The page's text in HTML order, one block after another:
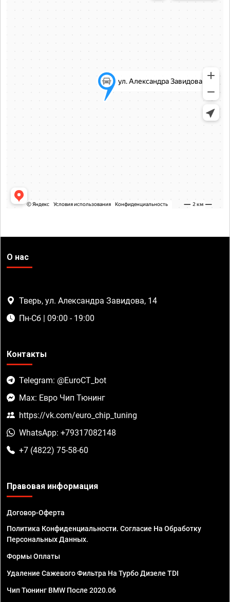
О нас
Тверь, ул. Александра Завидова, 14
Пн-Сб | 09:00 - 19:00
Контакты
Telegram: @EuroCT_bot
Max: Евро Чип Тюнинг
https://vk.com/euro_chip_tuning
WhatsApp: +79317082148
+7 (4822) 75-58-60
Правовая информация
Договор-Оферта
Политика Конфиденциальности. Согласие На Обработку
Персональных Данных.
Формы Оплаты
Удаление Сажевого Фильтра На Турбо Дизеле TDI
Чип Тюнинг BMW После 2020.06